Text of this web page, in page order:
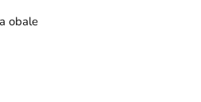
obale